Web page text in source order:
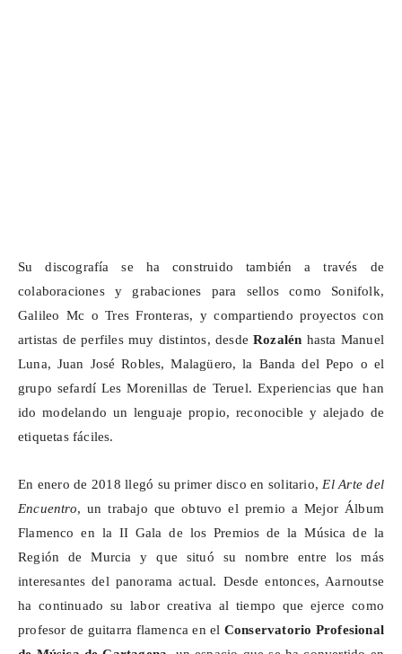
Su discografía se ha construido también a través de
colaboraciones y grabaciones para sellos como Sonifolk,
Galileo Mc o Tres Fronteras, y compartiendo proyectos con
artistas de perfiles muy distintos, desdeRozalén hasta Manuel
Luna, Juan José Robles, Malagüero, la Banda del Pepo o el
grupo sefardí Les Morenillas de Teruel. Experiencias que han
ido modelando un lenguaje propio, reconocible y alejado de
etiquetas fáciles.
En enero de 2018 llegó su primer disco en solitario, El Arte del
Encuentro, un trabajo que obtuvo el premio a Mejor Álbum
Flamenco en la II Gala de los Premios de la Música de la
Región de Murcia y que situó su nombre entre los más
interesantes del panorama actual. Desde entonces, Aarnoutse
ha continuado su labor creativa al tiempo que ejerce como
profesor de guitarra flamenca en el Conservatorio Profesional